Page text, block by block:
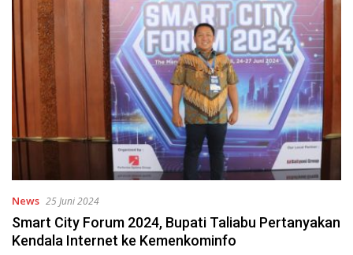
News 25 Juni 2024
Smart City Forum 2024, Bupati Taliabu Pertanyakan
Kendala Internet ke Kemenkominfo